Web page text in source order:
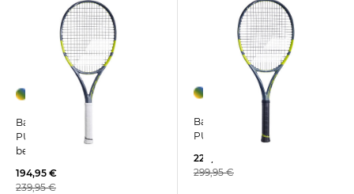
Babolat | Tennisschläger
PURE AERO S LITE GEN9
besaitet
194,95 €
239,95 €
Babolat | Tennisschläger
PURE AERO GEN9
226,95 €
299,95 €